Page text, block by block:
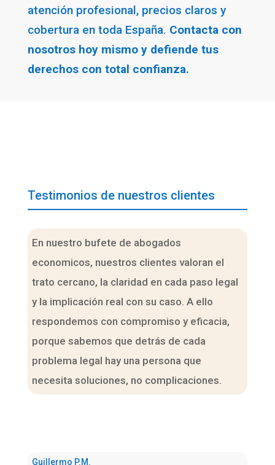
atención profesional, precios claros y
cobertura en toda España. Contacta con
nosotros hoy mismo y defiende tus
derechos con total confianza.
Testimonios de nuestros clientes
En nuestro bufete de abogados
economicos, nuestros clientes valoran el
trato cercano, la claridad en cada paso legal
y la implicación real con su caso. A ello
respondemos con compromiso y eficacia,
porque sabemos que detrás de cada
problema legal hay una persona que
necesita soluciones, no complicaciones.
Guillermo P.M.